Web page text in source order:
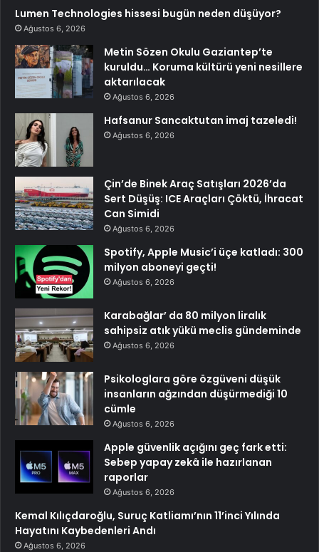
Lumen Technologies hissesi bugün neden düşüyor?
Ağustos 6, 2026
Metin Sözen Okulu Gaziantep’te
kuruldu… Koruma kültürü yeni nesillere
aktarılacak
Ağustos 6, 2026
Hafsanur Sancaktutan imaj tazeledi!
Ağustos 6, 2026
Çin’de Binek Araç Satışları 2026’da
Sert Düşüş: ICE Araçları Çöktü, İhracat
Can Simidi
Ağustos 6, 2026
Spotify, Apple Music’i üçe katladı: 300
milyon aboneyi geçti!
Ağustos 6, 2026
Karabağlar’ da 80 milyon liralık
sahipsiz atık yükü meclis gündeminde
Ağustos 6, 2026
Psikologlara göre özgüveni düşük
insanların ağzından düşürmediği 10
cümle
Ağustos 6, 2026
Apple güvenlik açığını geç fark etti:
Sebep yapay zekâ ile hazırlanan
raporlar
Ağustos 6, 2026
Kemal Kılıçdaroğlu, Suruç Katliamı’nın 11’inci Yılında
Hayatını Kaybedenleri Andı
Ağustos 6, 2026